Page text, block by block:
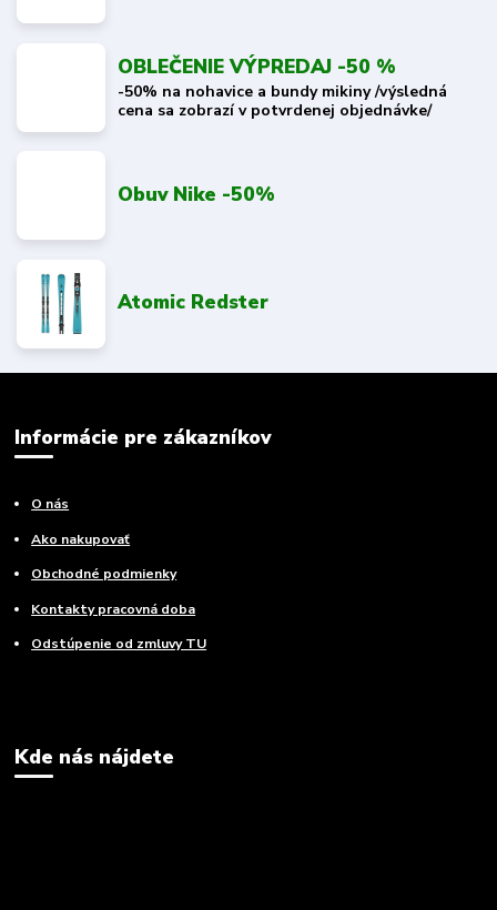
OBLEČENIE VÝPREDAJ -50 %
-50% na nohavice a bundy mikiny /výsledná
cena sa zobrazí v potvrdenej objednávke/
Obuv Nike -50%
Atomic Redster
Informácie pre zákazníkov
O nás
Ako nakupovať
Obchodné podmienky
Kontakty pracovná doba
Odstúpenie od zmluvy TU
Kde nás nájdete